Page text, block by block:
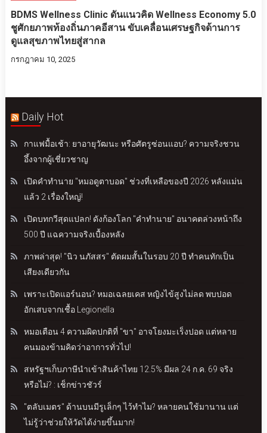
BDMS Wellness Clinic ดันแนวคิด Wellness Economy 5.0
ชูศักยภาพท้องถิ่นภาคอีสาน ขับเคลื่อนเศรษฐกิจด้านการ
ดูแลสุขภาพไทยสู่สากล
กรกฎาคม 10, 2025
Daily Hot
กาแฟมื้อเช้า: ยาอายุวัฒนะ หรือศัตรูซ่อนแอบ? ความจริงชวน
อึ้งจากผู้เชี่ยวชาญ
เปิดคำทำนาย "หมอดูตาบอด" ช่วงที่เหลือของปี 2026 หลังแม่น
แล้ว 2 เรื่องใหญ่!
เปิดบทกวีสุดแปลก! ดังก้องโลก "คำทำนาย" อนาคตล่วงหน้าถึง
500 ปี แฉความจริงเบื้องหลัง
ภาพล่าสุด! "นิว นภัสสร" ตัดผมสั้นในรอบ 20 ปี ทำคนทักเป็น
เสียงเดียวกัน
เพราะเปิดแอร์นอน? หมอเฉลยเคส หญิงไข้สูงไม่ลด พบปอด
อักเสบจากเชื้อ Legionella
หมอเตือน 4 ความผิดปกติที่ "ขา" อาจโยงมะเร็งปอด แต่หลาย
คนมองข้ามคิดว่าอาการทั่วไป!
สหรัฐฯเก็บภาษีนำเข้าสินค้าไทย 12.5% มีผล 24 ก.ค. 69 จริง
หรือไม่? : เช็กข่าวชัวร์
"ตลับเมตร" ด้านบนมีรูเล็กๆ ไว้ทำไม? หลายคนใช้มานาน แต่
ไม่รู้ว่าช่วยให้วัดได้ง่ายขึ้นมาก!